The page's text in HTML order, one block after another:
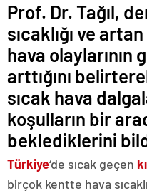
Prof. Dr. Tağıl,
sıcaklığı ve
hava olaylarının
arttığını
sıcak hava
koşulların bir
beklediklerini
Türkiye‘de sıcak geçen
birçok kentte hava